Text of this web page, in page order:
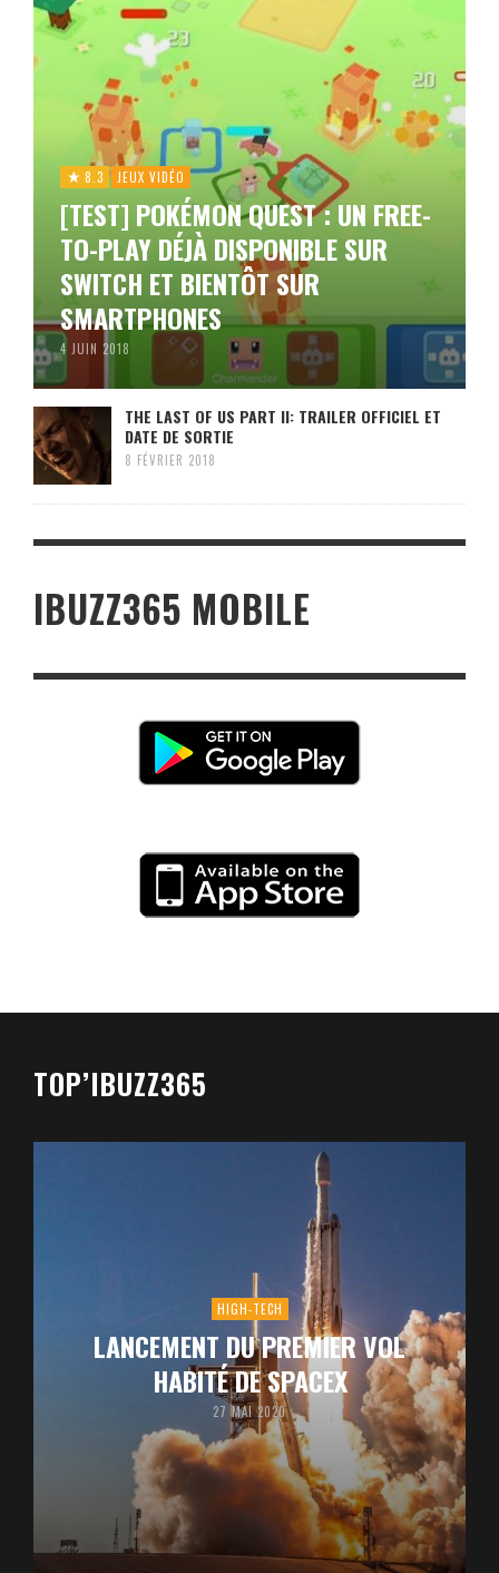
8.3 JEUX VIDÉO
[TEST] POKÉMON QUEST : UN FREE-
TO-PLAY DÉJÀ DISPONIBLE SUR
SWITCH ET BIENTÔT SUR
SMARTPHONES
4 JUIN 2018
THE LAST OF US PART II: TRAILER OFFICIEL ET
DATE DE SORTIE
8 FÉVRIER 2018
IBUZZ365 MOBILE
TOP’IBUZZ365
HIGH-TECH
LANCEMENT DU PREMIER VOL
HABITÉ DE SPACEX
27 MAI 2020